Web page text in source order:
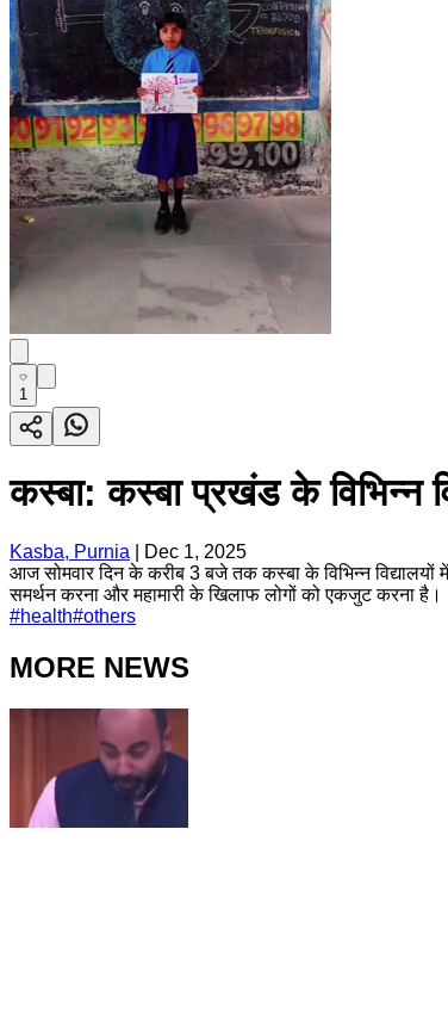
1
कस्बा: कस्बा प्रखंड के विभिन्न
Kasba, Purnia
Dec 1, 2025
आज सोमवार दिन के करीब 3 बजे तक कस्बा के विभिन्न विद्यालयों
समर्थन करना और महामारी के खिलाफ लोगों को एकजुट करना है।
#health#others
MORE NEWS